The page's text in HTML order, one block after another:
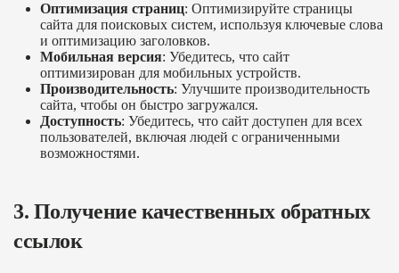
Оптимизация страниц: Оптимизируйте страницы
сайта для поисковых систем, используя ключевые слова
и оптимизацию заголовков.
Мобильная версия: Убедитесь, что сайт
оптимизирован для мобильных устройств.
Производительность: Улучшите производительность
сайта, чтобы он быстро загружался.
Доступность: Убедитесь, что сайт доступен для всех
пользователей, включая людей с ограниченными
возможностями.
3. Получение качественных обратных
ссылок